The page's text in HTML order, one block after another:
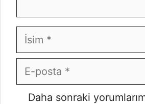
İsim
E-
posta
İnternet
Daha sonraki